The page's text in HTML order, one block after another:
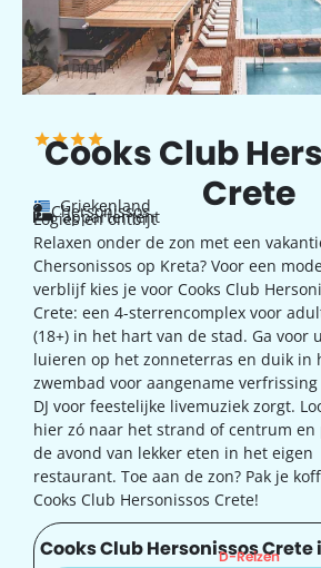
Cooks Club
Crete
Griekenland
Chersonissos
appartement
Logies en ontbijt
Relaxen onder de zon met een
Chersonissos op Kreta? Voor een
verblijf kies je voor Cooks Club
Crete: een 4-sterrencomplex voor
(18+) in het hart van de stad. Ga voor
luieren op het zonneterras en duik in
zwembad voor aangename
DJ voor feestelijke livemuziek zorgt.
hier zó naar het strand of centrum en
de avond van lekker eten in het eigen
restaurant. Toe aan de zon? Pak je
Cooks Club Hersonissos Crete!
Cooks Club Hersonissos Crete
D-Reizen